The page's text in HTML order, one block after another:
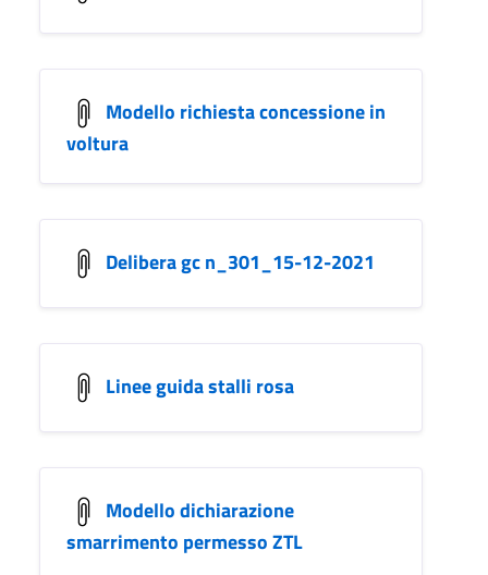
Modello richiesta concessione in
voltura
Delibera gc n_301_15-12-2021
Linee guida stalli rosa
Modello dichiarazione
smarrimento permesso ZTL